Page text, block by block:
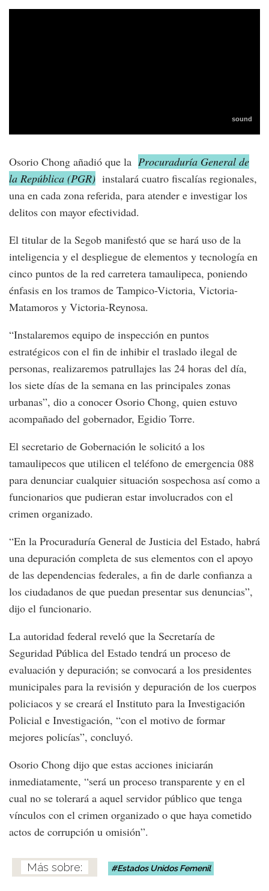
Osorio Chong añadió que la Procuraduría General de
la República (PGR) instalará cuatro fiscalías regionales,
una en cada zona referida, para atender e investigar los
delitos con mayor efectividad.
El titular de la Segob manifestó que se hará uso de la
inteligencia y el despliegue de elementos y tecnología en
cinco puntos de la red carretera tamaulipeca, poniendo
énfasis en los tramos de Tampico-Victoria, Victoria-
Matamoros y Victoria-Reynosa.
“Instalaremos equipo de inspección en puntos
estratégicos con el fin de inhibir el traslado ilegal de
personas, realizaremos patrullajes las 24 horas del día,
los siete días de la semana en las principales zonas
urbanas”, dio a conocer Osorio Chong, quien estuvo
acompañado del gobernador, Egidio Torre.
El secretario de Gobernación le solicitó a los
tamaulipecos que utilicen el teléfono de emergencia 088
para denunciar cualquier situación sospechosa así como a
funcionarios que pudieran estar involucrados con el
crimen organizado.
“En la Procuraduría General de Justicia del Estado, habrá
una depuración completa de sus elementos con el apoyo
de las dependencias federales, a fin de darle confianza a
los ciudadanos de que puedan presentar sus denuncias”,
dijo el funcionario.
La autoridad federal reveló que la Secretaría de
Seguridad Pública del Estado tendrá un proceso de
evaluación y depuración; se convocará a los presidentes
municipales para la revisión y depuración de los cuerpos
policiacos y se creará el Instituto para la Investigación
Policial e Investigación, “con el motivo de formar
mejores policías”, concluyó.
Osorio Chong dijo que estas acciones iniciarán
inmediatamente, “será un proceso transparente y en el
cual no se tolerará a aquel servidor público que tenga
vínculos con el crimen organizado o que haya cometido
actos de corrupción u omisión”.
Estados Unidos Femenil